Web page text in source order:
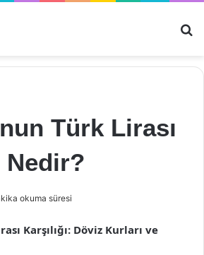
Türk Lirası
Nedir?
okuma süresi
Karşılığı: Döviz Kurları ve